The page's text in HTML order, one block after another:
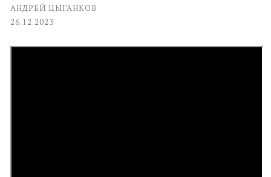
АНДРЕЙ ЦЫГАНКОВ
26.12.2023